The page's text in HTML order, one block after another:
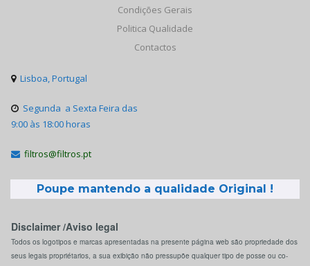
Condições Gerais
Politica Qualidade
Contactos
 Lisboa, Portugal
 Segunda a Sexta Feira das
9:00 às 18:00 horas
 filtros@filtros.pt
Poupe mantendo a qualidade Original !
Disclaimer /Aviso legal
Todos os logotipos e marcas apresentadas na presente página web são propriedade dos
seus legais propriétarios, a sua exibição não pressupõe qualquer tipo de posse ou co-